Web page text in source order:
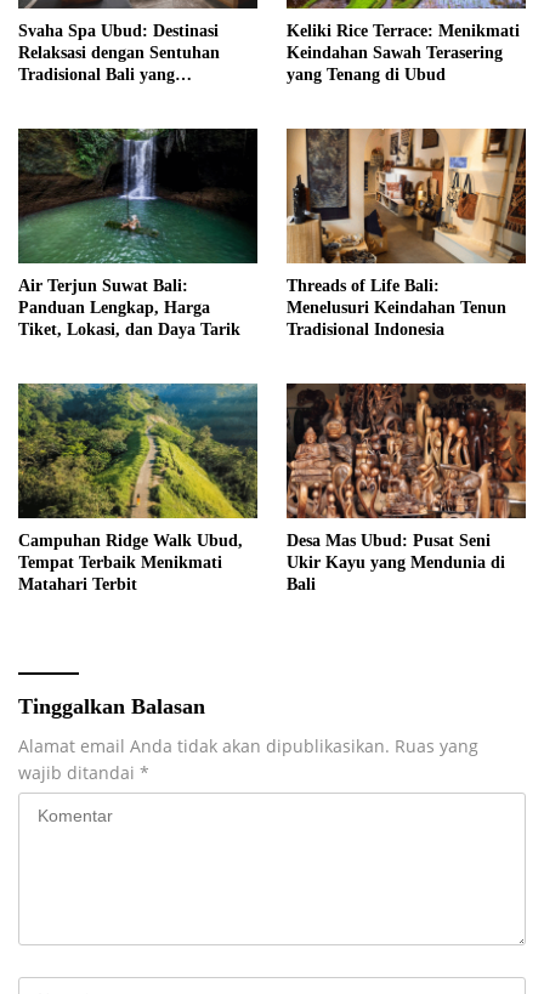
Svaha Spa Ubud: Destinasi
Relaksasi dengan Sentuhan
Tradisional Bali yang
Keliki Rice Terrace: Menikmati
Keindahan Sawah Terasering
yang Tenang di Ubud
Air Terjun Suwat Bali:
Panduan Lengkap, Harga
Tiket, Lokasi, dan Daya Tarik
Threads of Life Bali:
Menelusuri Keindahan Tenun
Tradisional Indonesia
Campuhan Ridge Walk Ubud,
Tempat Terbaik Menikmati
Matahari Terbit
Desa Mas Ubud: Pusat Seni
Ukir Kayu yang Mendunia di
Bali
Tinggalkan Balasan
Alamat email Anda tidak akan dipublikasikan. Ruas yang
wajib ditandai *